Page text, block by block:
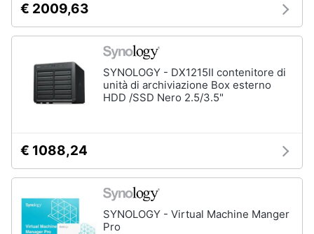
€ 2009,63
SYNOLOGY - DX1215II contenitore di
unità di archiviazione Box esterno
HDD /SSD Nero 2.5/3.5"
€ 1088,24
SYNOLOGY - Virtual Machine Manger
Pro